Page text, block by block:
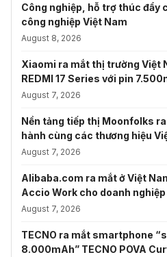
Công nghiệp, hỗ trợ thúc đẩy
công nghiệp Việt Nam
August 8, 2026
Xiaomi ra mắt thị trường Việt
REDMI 17 Series với pin
August 7, 2026
Nền tảng tiếp thị Moonfolks
hành cùng các thương hiệu
August 7, 2026
Alibaba.com ra mắt ở Việt
Accio Work cho doanh nghiệp
August 7, 2026
TECNO ra mắt smartphone
8.000mAh” TECNO POVA